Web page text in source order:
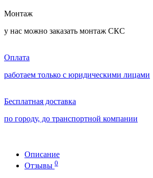
Монтаж
у нас можно заказать монтаж СКС
Оплата
работаем только с юридическими лицами
Бесплатная доставка
по городу, до транспортной компании
Описание
Отзывы 0